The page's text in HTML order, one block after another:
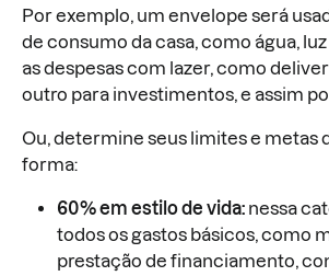
Por exemplo, um envelope será
de consumo da casa, como água,
as despesas com lazer, como
outro para investimentos, e assim
Ou, determine seus limites e metas
forma:
60% em estilo de vida: nessa
todos os gastos básicos, como
prestação de financiamento,